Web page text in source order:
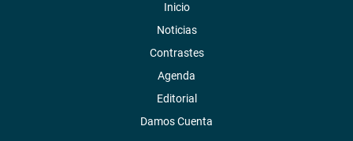
Inicio
Noticias
Contrastes
Agenda
Editorial
Damos Cuenta